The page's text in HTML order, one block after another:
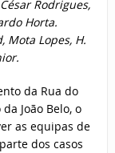
Rodrigues,
Horta.
Mota Lopes, H.
da Rua do
João Belo, o
as equipas de
dos casos